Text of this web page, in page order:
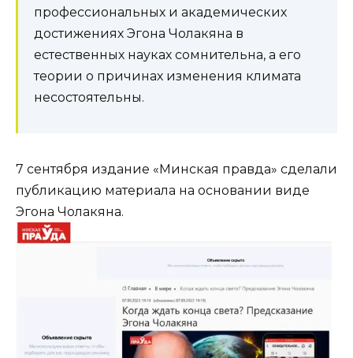
профессиональных и академических
достижениях Эгона Чолакяна в
естественных науках сомнительна, а его
теории о причинах изменения климата
несостоятельны.
7 сентября издание «Минская правда» сделали
публикацию материала на основании виде
Эгона Чолакяна.